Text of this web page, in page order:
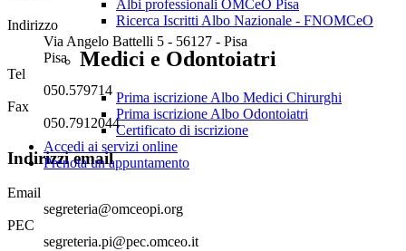
Albi professionali OMCeO Pisa
Ricerca Iscritti Albo Nazionale - FNOMCeO
Medici e Odontoiatri
Prima iscrizione Albo Medici Chirurghi
Prima iscrizione Albo Odontoiatri
Certificato di iscrizione
Accedi ai servizi online
Prenota un appuntamento
Indirizzo
Via Angelo Battelli 5 - 56127 - Pisa
Pisa
Tel
050.579714
Fax
050.7912044
Indirizzi email
Email
segreteria@omceopi.org
PEC
segreteria.pi@pec.omceo.it